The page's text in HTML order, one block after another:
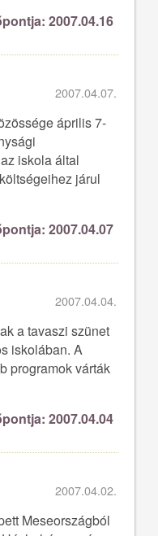
2007.04.16
2007.04.07.
április 7-
iskola által
járul
2007.04.07
2007.04.04.
a tavaszi szünet
iskolában. A
programok várták
2007.04.04
2007.04.02.
Meseországból